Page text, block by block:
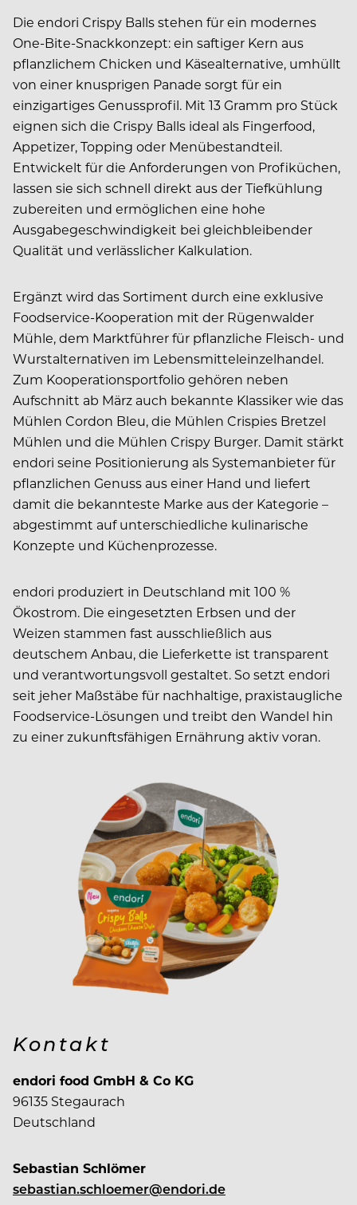
Die endori Crispy Balls stehen für ein modernes
One-Bite-Snackkonzept: ein saftiger Kern aus
pflanzlichem Chicken und Käsealternative, umhüllt
von einer knusprigen Panade sorgt für ein
einzigartiges Genussprofil. Mit 13 Gramm pro Stück
eignen sich die Crispy Balls ideal als Fingerfood,
Appetizer, Topping oder Menübestandteil.
Entwickelt für die Anforderungen von Profiküchen,
lassen sie sich schnell direkt aus der Tiefkühlung
zubereiten und ermöglichen eine hohe
Ausgabegeschwindigkeit bei gleichbleibender
Qualität und verlässlicher Kalkulation.
Ergänzt wird das Sortiment durch eine exklusive
Foodservice-Kooperation mit der Rügenwalder
Mühle, dem Marktführer für pflanzliche Fleisch- und
Wurstalternativen im Lebensmitteleinzelhandel.
Zum Kooperationsportfolio gehören neben
Aufschnitt ab März auch bekannte Klassiker wie das
Mühlen Cordon Bleu, die Mühlen Crispies Bretzel
Mühlen und die Mühlen Crispy Burger. Damit stärkt
endori seine Positionierung als Systemanbieter für
pflanzlichen Genuss aus einer Hand und liefert
damit die bekannteste Marke aus der Kategorie –
abgestimmt auf unterschiedliche kulinarische
Konzepte und Küchenprozesse.
endori produziert in Deutschland mit 100 %
Ökostrom. Die eingesetzten Erbsen und der
Weizen stammen fast ausschließlich aus
deutschem Anbau, die Lieferkette ist transparent
und verantwortungsvoll gestaltet. So setzt endori
seit jeher Maßstäbe für nachhaltige, praxistaugliche
Foodservice-Lösungen und treibt den Wandel hin
zu einer zukunftsfähigen Ernährung aktiv voran.
Kontakt
endori food GmbH & Co KG
96135 Stegaurach
Deutschland
Sebastian Schlömer
sebastian.schloemer@endori.de